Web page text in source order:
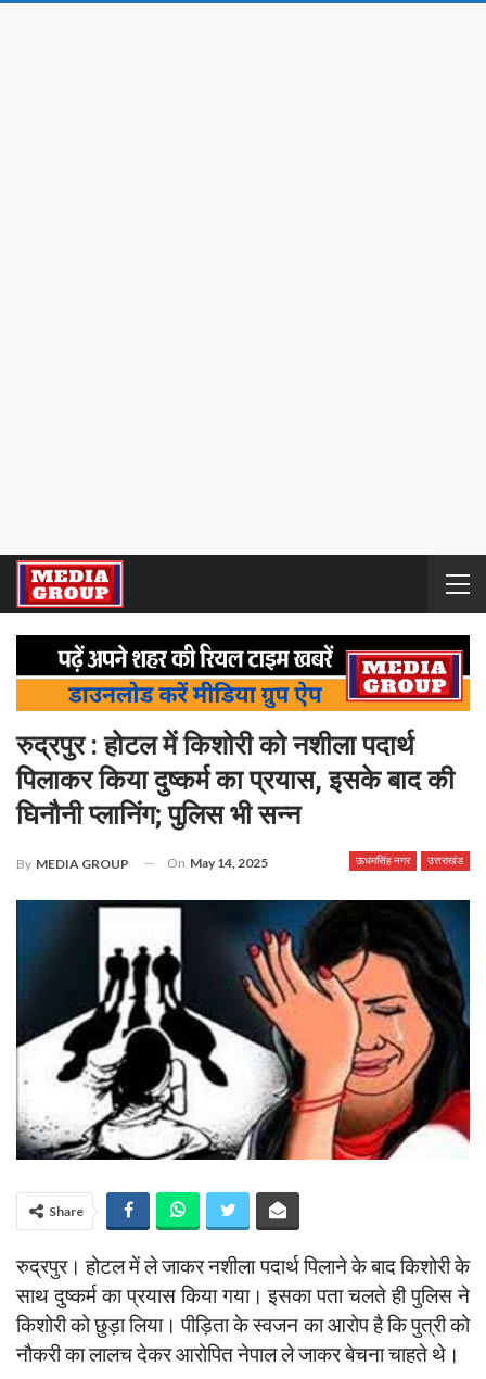
रुद्रपुर : होटल में किशोरी को नशीला पदार्थ
पिलाकर किया दुष्कर्म का प्रयास, इसके बाद की
घिनौनी प्‍लानिंग; पुलिस भी सन्‍न
ऊधमसिंह नगर उत्तराखंड
By MEDIA GROUP On May 14, 2025
Share
रुद्रपुर। होटल में ले जाकर नशीला पदार्थ पिलाने के बाद किशोरी के
साथ दुष्कर्म का प्रयास किया गया। इसका पता चलते ही पुलिस ने
किशोरी को छुड़ा लिया। पीड़िता के स्वजन का आरोप है कि पुत्री को
नौकरी का लालच देकर आरोपित नेपाल ले जाकर बेचना चाहते थे।